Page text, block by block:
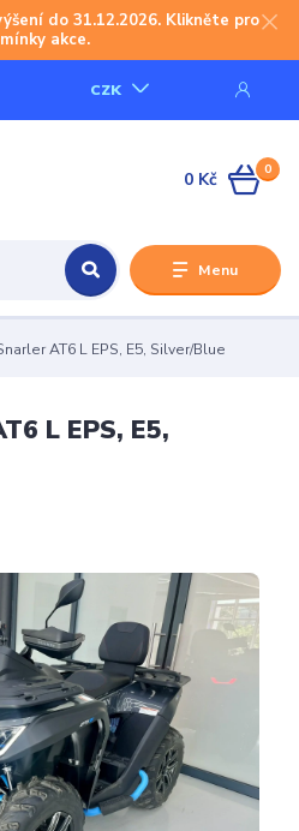
do 31.12.2026. Klikněte pro
akce.
Menu
CZK
0
0 Kč
AT6 L EPS, E5, Silver/Blue
L EPS, E5,